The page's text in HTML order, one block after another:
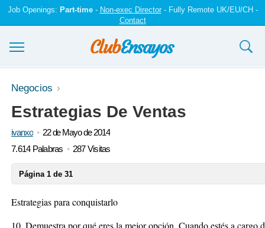
Job Openings: Part-time- Non-exec Director- Fully Remote UK/EU/CH -
Contact
Ensayos y trabajos
Registrarse
Iniciar sesión
Negocios
Estrategias De Ventas
ivanxo
22 de Mayo de 2014
7.614 Palabras
287 Visitas
Página 1 de 31
Estrategias para conquistarlo
10. Demuestra por qué eres la mejor opción. Cuando estés a cargo